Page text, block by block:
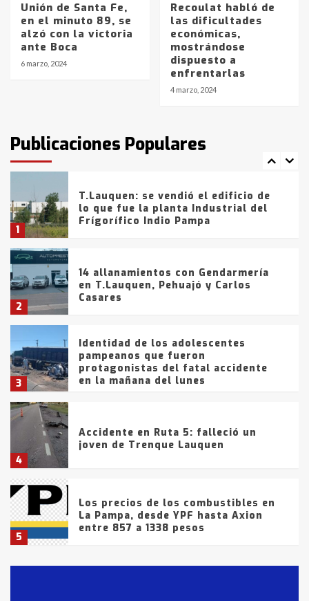
Unión de Santa Fe,
en el minuto 89, se
alzó con la victoria
ante Boca
6 marzo, 2024
Recoulat habló de
las dificultades
económicas,
mostrándose
dispuesto a
enfrentarlas
4 marzo, 2024
Publicaciones Populares
La Bolsa de Cereales de Bahía
Blanca anticipa que Agosto vendrá
con lluvias y heladas, en gran parte
fueron detenidos por
comercialización de drogas en la
tarde del sábado
1
T.Lauquen: se vendió el edificio de
lo que fue la planta Industrial del
Frígorífico Indio Pampa
2
14 allanamientos con Gendarmería
en T.Lauquen, Pehuajó y Carlos
Casares
3
Identidad de los adolescentes
pampeanos que fueron
protagonistas del fatal accidente
en la mañana del lunes
4
Accidente en Ruta 5: falleció un
joven de Trenque Lauquen
5
Los precios de los combustibles en
La Pampa, desde YPF hasta Axion
entre 857 a 1338 pesos